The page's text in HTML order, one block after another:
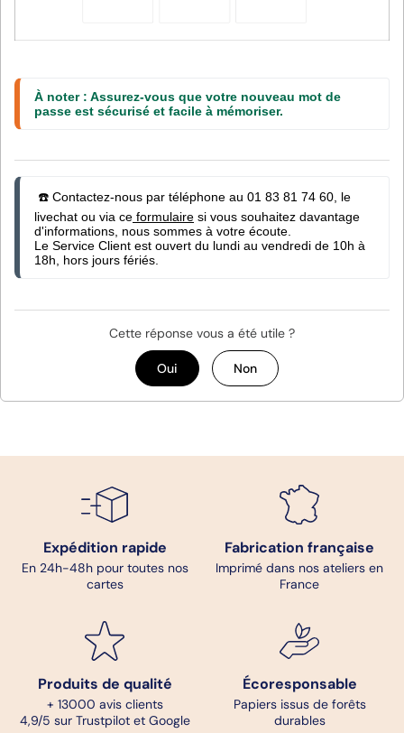
À noter : Assurez-vous que votre nouveau mot de
passe est sécurisé et facile à mémoriser.
☎️ Contactez-nous par téléphone au 01 83 81 74 60, le
livechat ou via ce formulaire si vous souhaitez davantage
d'informations, nous sommes à votre écoute.
Le Service Client est ouvert du lundi au vendredi de 10h à
18h, hors jours fériés.
Cette réponse vous a été utile ?
Oui Non
Expédition rapide
En 24h-48h pour toutes nos
cartes
Fabrication française
Imprimé dans nos ateliers en
France
Produits de qualité
+ 13000 avis clients
4,9/5 sur Trustpilot et Google
Écoresponsable
Papiers issus de forêts
durables